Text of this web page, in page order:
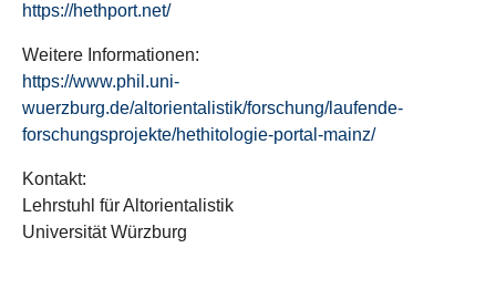
https://hethport.net/
Weitere Informationen:
https://www.phil.uni-
wuerzburg.de/altorientalistik/forschung/laufende-
forschungsprojekte/hethitologie-portal-mainz/
Kontakt:
Lehrstuhl für Altorientalistik
Universität Würzburg